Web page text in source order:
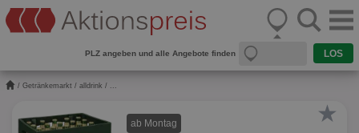
PLZ angeben und alle Angebote finden
/ Getränkemarkt / alldrink / ...
ab Montag ★